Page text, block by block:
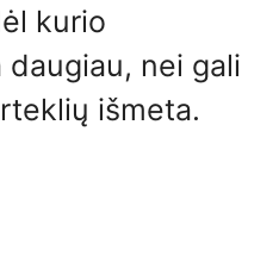
kurio
nei gali
išmeta.